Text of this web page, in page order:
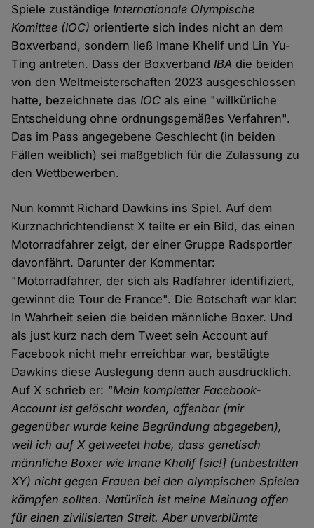
Spiele zuständigeInternationale Olympische
Komittee (IOC) orientierte sich indes nicht an dem
Boxverband, sondern ließ Imane Khelif und Lin Yu-
Ting antreten. Dass der BoxverbandIBA die beiden
von den Weltmeisterschaften 2023 ausgeschlossen
hatte, bezeichnete dasIOC als eine "willkürliche
Entscheidung ohne ordnungsgemäßes Verfahren".
Das im Pass angegebene Geschlecht (in beiden
Fällen weiblich) sei maßgeblich für die Zulassung zu
den Wettbewerben.
Nun kommt Richard Dawkins ins Spiel. Auf dem
Kurznachrichtendienst X teilte er ein Bild, das einen
Motorradfahrer zeigt, der einer Gruppe Radsportler
davonfährt. Darunter der Kommentar:
"Motorradfahrer, der sich als Radfahrer identifiziert,
gewinnt die Tour de France". Die Botschaft war klar:
In Wahrheit seien die beiden männliche Boxer. Und
als just kurz nach dem Tweet sein Account auf
Facebook nicht mehr erreichbar war, bestätigte
Dawkins diese Auslegung denn auch ausdrücklich.
Auf X schrieb er: "Mein kompletter Facebook-
Account ist gelöscht worden, offenbar (mir
gegenüber wurde keine Begründung abgegeben),
weil ich auf X getweetet habe, dass genetisch
männliche Boxer wie Imane Khalif [sic!] (unbestritten
XY) nicht gegen Frauen bei den olympischen Spielen
kämpfen sollten. Natürlich ist meine Meinung offen
für einen zivilisierten Streit. Aber unverblümte